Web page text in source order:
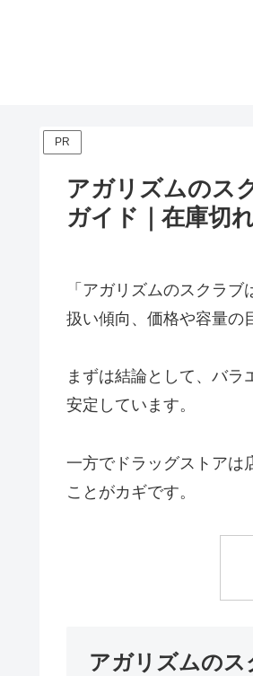
PR
アガリズムのス
ガイド｜在庫切
「アガリズムのスクラ
扱い傾向、価格や容量の
まずは結論として、バ
安定しています。
一方でドラッグストアは
ことがカギです。
アガリズムの